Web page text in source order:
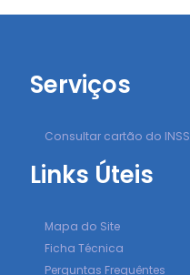
Serviços
Consultar cartão do INSS
Links Úteis
Mapa do Site
Ficha Técnica
Perguntas Frequêntes